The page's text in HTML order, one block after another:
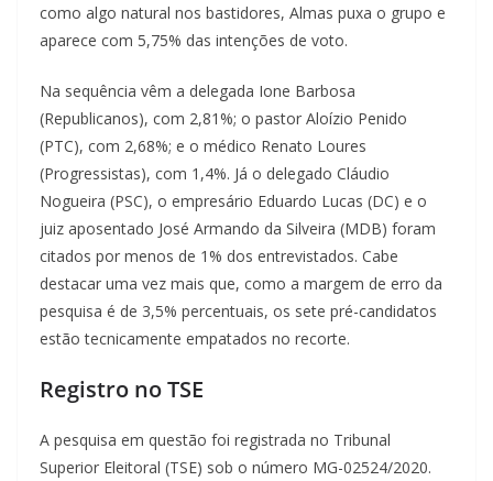
como algo natural nos bastidores, Almas puxa o grupo e
aparece com 5,75% das intenções de voto.
Na sequência vêm a delegada Ione Barbosa
(Republicanos), com 2,81%; o pastor Aloízio Penido
(PTC), com 2,68%; e o médico Renato Loures
(Progressistas), com 1,4%. Já o delegado Cláudio
Nogueira (PSC), o empresário Eduardo Lucas (DC) e o
juiz aposentado José Armando da Silveira (MDB) foram
citados por menos de 1% dos entrevistados. Cabe
destacar uma vez mais que, como a margem de erro da
pesquisa é de 3,5% percentuais, os sete pré-candidatos
estão tecnicamente empatados no recorte.
Registro no TSE
A pesquisa em questão foi registrada no Tribunal
Superior Eleitoral (TSE) sob o número MG-02524/2020.